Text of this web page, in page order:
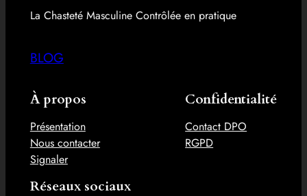
La Chasteté Masculine Contrôlée en pratique
BLOG
À propos
Présentation
Nous contacter
Signaler
Confidentialité
Contact DPO
RGPD
Réseaux sociaux